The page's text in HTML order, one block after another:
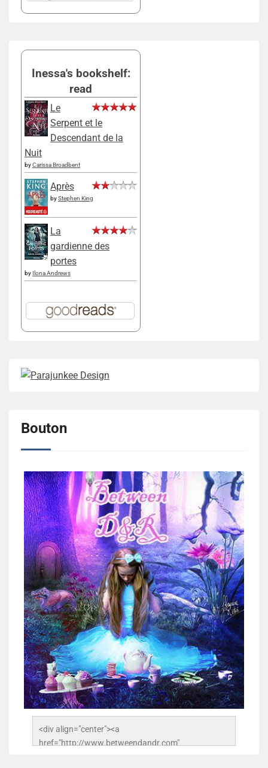
Inessa's bookshelf:
read
Le
Serpent et le
Descendant de la
Nuit
byCarissa Broadbent
Après
byStephen King
La
gardienne des
portes
by Ilona Andrews
Bouton
<div align="center"><a
href="http://www.betweendandr.com"